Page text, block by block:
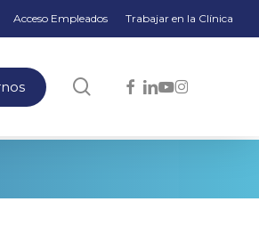
Acceso Empleados Trabajar en la Clínica
searchfacebook
linkedin
youtube
instagram